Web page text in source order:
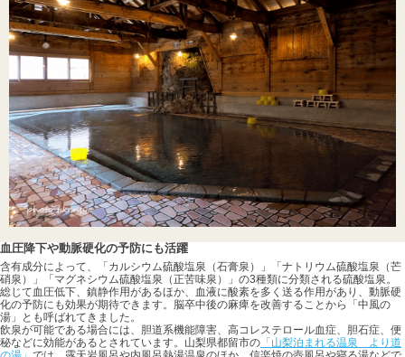
血圧降下や動脈硬化の予防にも活躍
含有成分によって、「カルシウム硫酸塩泉（石膏泉）」「ナトリウム硫酸塩泉（芒
硝泉）」「マグネシウム硫酸塩泉（正苦味泉）」の3種類に分類される硫酸塩泉。
総じて血圧低下、鎮静作用があるほか、血液に酸素を多く送る作用があり、動脈硬
化の予防にも効果が期待できます。脳卒中後の麻痺を改善することから「中風の
湯」とも呼ばれてきました。
飲泉が可能である場合には、胆道系機能障害、高コレステロール血症、胆石症、便
秘などに効能があるとされています。山梨県都留市の 「山梨泊まれる温泉 より道